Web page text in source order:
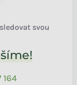
svou
164